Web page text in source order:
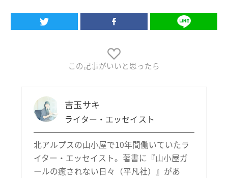
この記事がいいと思ったら
吉玉サキ
ライター・エッセイスト
北アルプスの山小屋で10年間働いていたラ
イター・エッセイスト。著書に『山小屋ガ
ールの癒されない日々（平凡社）』があ